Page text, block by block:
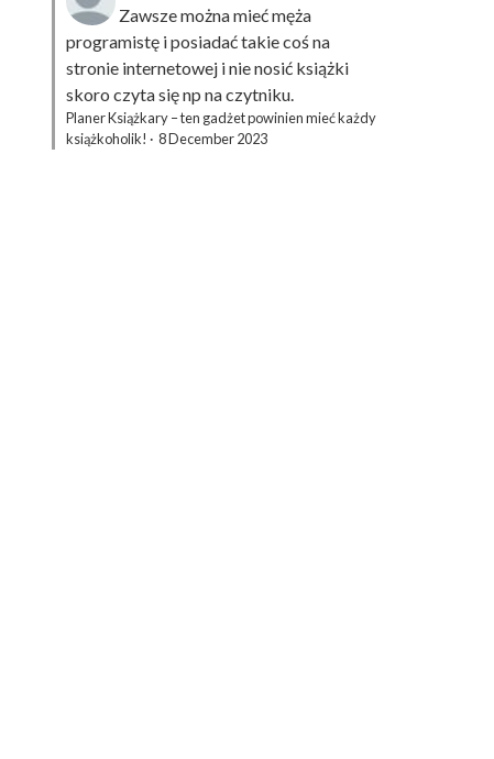
Zawsze można mieć męża
programistę i posiadać takie coś na
stronie internetowej i nie nosić książki
skoro czyta się np na czytniku.
Planer Książkary – ten gadżet powinien mieć każdy
książkoholik! · 8 December 2023